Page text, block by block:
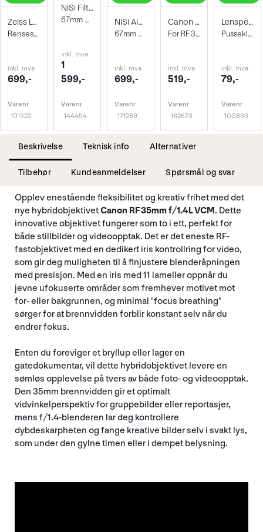
Zeiss Lens Cleaning Kit
Rensesett for objektiv og kamera
inkl. mva
699,-
Varenr
101322
NiSi Filter Circ Polarizer True Color 67
67mm Pro Nano Pola Filter
inkl. mva
1
599,-
Varenr
144454
NiSi AIR Protector Filter 67mm
67mm Beskyttelsesfilter
inkl. mva
699,-
Varenr
171289
Canon EW-73F Solblender
For RF 35mm f/1.4L VCM
inkl. mva
519,-
Varenr
162673
Lenspen Photo Microklear Cloth
Pusseklut i microfiber
inkl. mva
79,-
Varenr
100893
Beskrivelse Teknisk info Alternativer
Tilbehør Kundeanmeldelser Spørsmål og svar
Opplev enestående fleksibilitet og kreativ frihet med det
nye hybridobjektivetCanon RF 35mm f/1.4L VCM. Dette
innovative objektivet fungerer som to i ett, perfekt for
både stillbilder og videoopptak. Det er det eneste RF-
fastobjektivet med en dedikert iris kontrollring for video,
som gir deg muligheten til å finjustere blenderåpningen
med presisjon. Med en iris med 11 lameller oppnår du
jevne ufokuserte områder som fremhever motivet mot
for- eller bakgrunnen, og minimal "focus breathing"
sørger for at brennvidden forblir konstant selv når du
endrer fokus.
Enten du foreviger et bryllup eller lager en
gatedokumentar, vil dette hybridobjektivet levere en
sømløs opplevelse på tvers av både foto- og videoopptak.
Den 35mm brennvidden gir et optimalt
vidvinkelperspektiv for gruppebilder eller reportasjer,
mens f/1.4-blenderen lar deg kontrollere
dybdeskarpheten og fange kreative bilder selv i svakt lys,
som under den gylne timen eller i dempet belysning.